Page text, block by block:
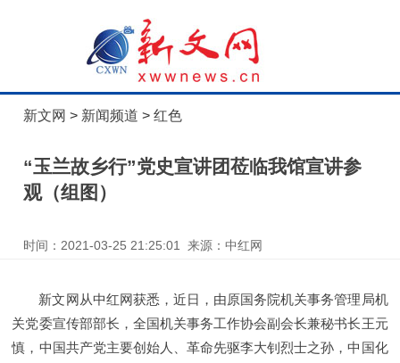
新文网 > 新闻频道 >红色
“玉兰故乡行”党史宣讲团莅临我馆宣讲参
观（组图）
时间：2021-03-25 21:25:01 来源：中红网
新文网从中红网获悉，近日，由原国务院机关事务管理局机
关党委宣传部部长，全国机关事务工作协会副会长兼秘书长王元
慎，中国共产党主要创始人、革命先驱李大钊烈士之孙，中国化